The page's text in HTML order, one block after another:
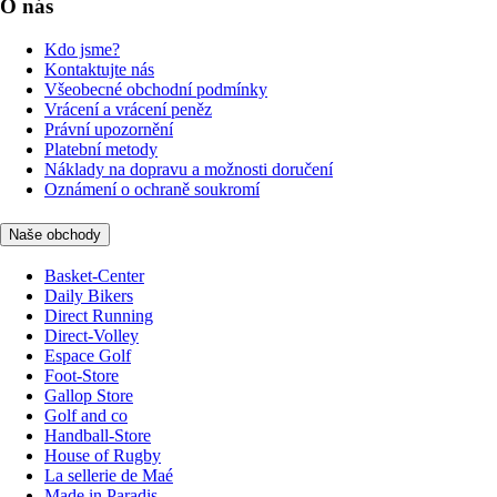
O nás
Kdo jsme?
Kontaktujte nás
Všeobecné obchodní podmínky
Vrácení a vrácení peněz
Právní upozornění
Platební metody
Náklady na dopravu a možnosti doručení
Oznámení o ochraně soukromí
Naše obchody
Basket-Center
Daily Bikers
Direct Running
Direct-Volley
Espace Golf
Foot-Store
Gallop Store
Golf and co
Handball-Store
House of Rugby
La sellerie de Maé